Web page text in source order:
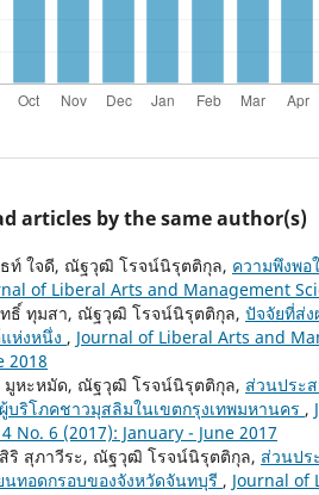
articles by the same author(s)
ท์ ใจดี, ณัฐวุฒิ โรจน์นิรุตติกุล, ความพึงพอ
of Liberal Arts and Management
ธิ์ ทุมสา, ณัฐวุฒิ โรจน์นิรุตติกุล, ปัจจัยที่ส่
ห่งหนึ่ง , Journal of Liberal Arts and
2018
มูหะหมัด, ณัฐวุฒิ โรจน์นิรุตติกุล, ส่วนประ
บริโภคชาวมุสลิมในเขตกรุงเทพมหานคร ,
No. 6 (2017): January - June 2017
ริ สุภาวีระ, ณัฐวุฒิ โรจน์นิรุตติกุล, ส่วนปร
นทอดกรอบของจังหวัดจันทบุรี , Journal of